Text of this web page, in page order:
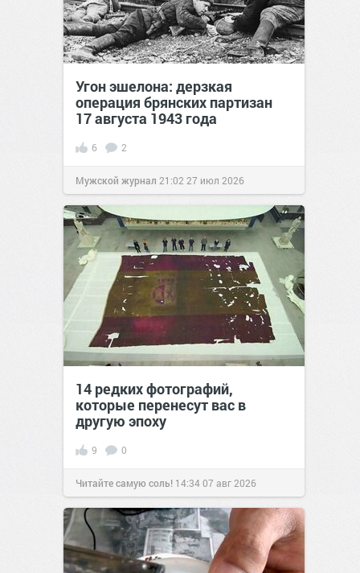
Угон эшелона: дерзкая
операция брянских партизан
17 августа 1943 года
6 2
Мужской журнал 21:02 27 июл 2026
14 редких фотографий,
которые перенесут вас в
другую эпоху
9 0
Читайте самую соль! 14:3407 авг 2026